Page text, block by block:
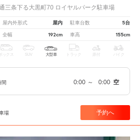
三条下る大黒町70 ロイヤルパーク駐車場
屋内外形式 屋内 駐車台数 5台
全幅 192cm 車高 155cm
ックス SUV 大型車 トラック 原付 バイク
間 0:00 ～ 0:00 空
場 予約へ